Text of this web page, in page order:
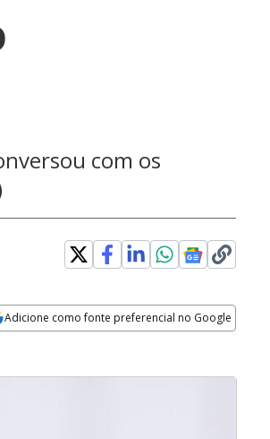
com os
Adicione como fonte preferencial no Google